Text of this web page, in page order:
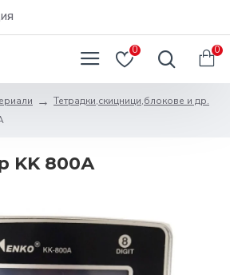
0 0
Тетрадки,скицници,блокове и др.
KK 800А